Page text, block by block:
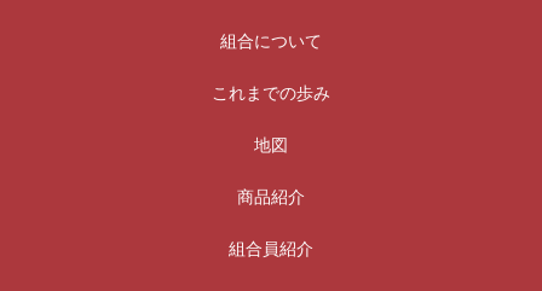
組合について
これまでの歩み
地図
商品紹介
組合員紹介